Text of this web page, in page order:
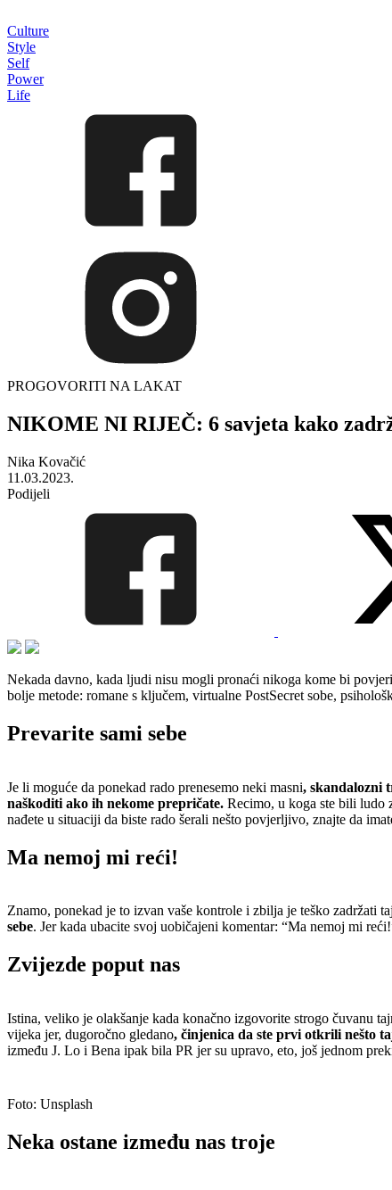
Culture
Style
Self
Power
Life
PROGOVORITI NA LAKAT
NIKOME NI RIJEČ: 6 savjeta kako
Nika Kovačić
11.03.2023.
Podijeli
Nekada davno, kada ljudi nisu mogli pronaći nikoga kome bi
bolje metode: romane s ključem, virtualne PostSecret sobe,
Prevarite sami sebe
Je li moguće da ponekad rado prenesemo neki masni, skandalozni
naškoditi ako ih nekome prepričate. Recimo, u koga ste bili ludo
nađete u situaciji da biste rado šerali nešto povjerljivo, znajte da
Ma nemoj mi reći!
Znamo, ponekad je to izvan vaše kontrole i zbilja je teško zadržati
sebe. Jer kada ubacite svoj uobičajeni komentar: “Ma nemoj mi
Zvijezde poput nas
Istina, veliko je olakšanje kada konačno izgovorite strogo čuvanu
vijeka jer, dugoročno gledano, činjenica da ste prvi otkrili nešto
između J. Lo i Bena ipak bila PR jer su upravo, eto, još jednom
Foto: Unsplash
Neka ostane između nas troje